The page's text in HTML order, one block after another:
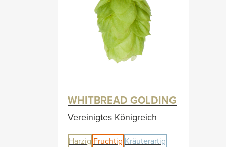
WHITBREAD GOLDING
Vereinigtes Königreich
Harzig Fruchtig Kräuterartig